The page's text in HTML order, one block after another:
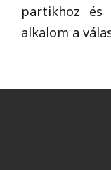
partikhoz és
alkalom a